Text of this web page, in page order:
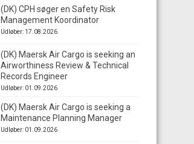
(DK) CPH søger en Safety Risk
Management Koordinator
Udløber: 17.08.2026
(DK) Maersk Air Cargo is seeking an
Airworthiness Review & Technical
Records Engineer
Udløber: 01.09.2026
(DK) Maersk Air Cargo is seeking a
Maintenance Planning Manager
Udløber: 01.09.2026